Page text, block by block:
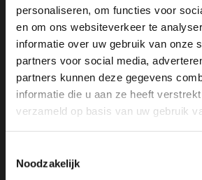
personaliseren, om functies voor
en om ons websiteverkeer te
informatie over uw gebruik van onze
partners voor social media,
partners kunnen deze gegevens
informatie die u aan ze heeft
verzameld op basis van uw gebruik
Noodzakelijk
Webshop voor
Zijlijnstraat 24
1433 DC
Kudelstaart
+31 6 42 52 32
+31 6 42 52 32